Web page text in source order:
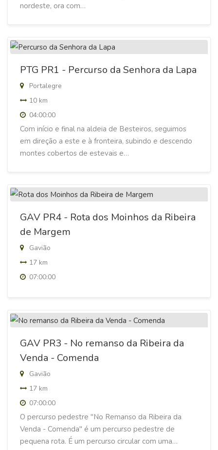
nordeste, ora com…
PTG PR1 - Percurso da Senhora da Lapa
Portalegre
10 km
04:00:00
Com início e final na aldeia de Besteiros, seguimos
em direção a este e à fronteira, subindo e descendo
montes cobertos de estevais e…
GAV PR4 - Rota dos Moinhos da Ribeira
de Margem
Gavião
17 km
07:00:00
GAV PR3 - No remanso da Ribeira da
Venda - Comenda
Gavião
17 km
07:00:00
O percurso pedestre ''No Remanso da Ribeira da
Venda - Comenda'' é um percurso pedestre de
pequena rota. É um percurso circular com uma…